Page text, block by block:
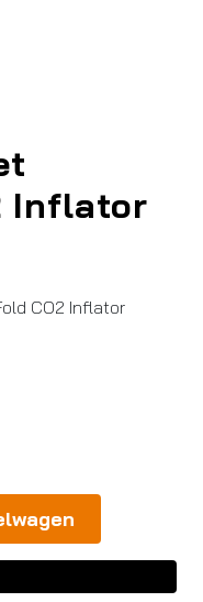
Inflator
CO2 Inflator